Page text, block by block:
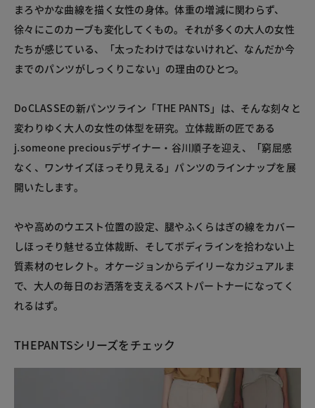
まろやかな曲線を描く女性の身体。体重の増減に関わらず、
徐々にこのカーブも変化してくもの。それが多くの大人の女性
たちが感じている、「太ったわけではないけれど、なんだか今
までのパンツがしっくりこない」の理由のひとつ。
DoCLASSEの新パンツライン「THE PANTS」は、そんな刻々と
変わりゆく大人の女性の体型を研究。立体裁断の匠である
j.someone preciousデザイナー・谷川順子を迎え、「窮屈感
なく、ワンサイズほっそり見える」パンツのラインナップを展
開いたします。
やや高めのウエスト位置の設定、腿やふくらはぎの線をカバー
しほっそり魅せる立体裁断、そしてボディラインを拾わない上
質素材のセレクト。オケージョンからデイリーなカジュアルま
で、大人の毎日のお洒落を支えるベストパートナーになってく
れるはず。
THEPANTSシリーズをチェック